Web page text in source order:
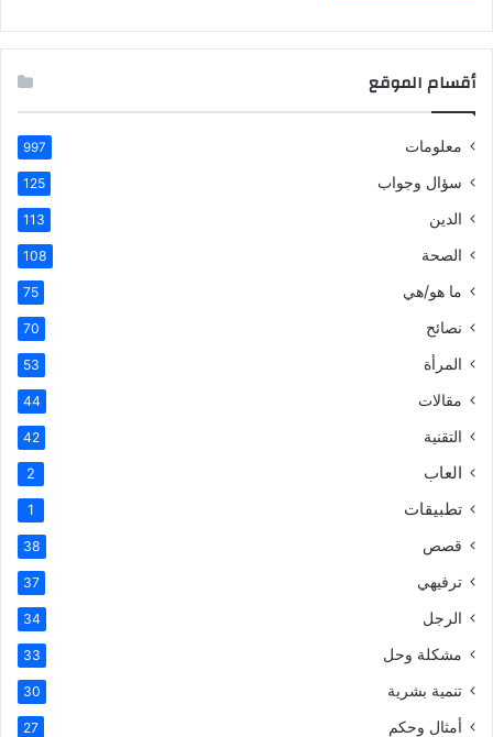
أقسام الموقع
معلومات 997
سؤال وجواب 125
الدين 113
الصحة 108
ما هو/هي 75
نصائح 70
المرأة 53
مقالات 44
التقنية 42
العاب 2
تطبيقات 1
قصص 38
ترفيهي 37
الرجل 34
مشكلة وحل 33
تنمية بشرية 30
أمثال وحكم 27